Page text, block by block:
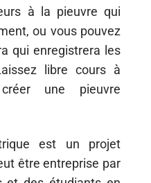
à la pieuvre qui
ou vous pouvez
qui enregistrera les
libre cours à
une pieuvre
est un projet
être entreprise par